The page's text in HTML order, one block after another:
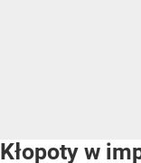
Kłopoty w